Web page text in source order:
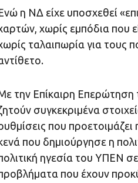
η ΝΔ είχε υποσχεθεί
χωρίς εμπόδια που
ταλαιπωρία για τους
την Επίκαιρη Επερώτηση
συγκεκριμένα
που
που δημιούργησε η
ηγεσία του ΥΠΕΝ
που έχουν